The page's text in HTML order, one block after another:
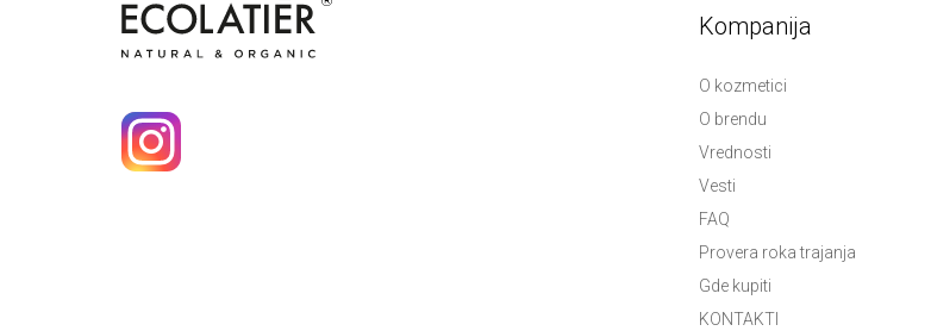
Kompanija
O kozmetici
O brendu
Vrednosti
Vesti
FAQ
Provera roka trajanja
Gde kupiti
KONTAKTI